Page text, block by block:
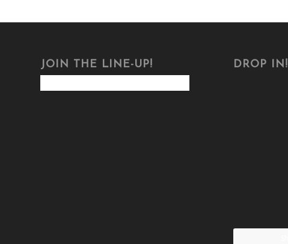
JOIN THE LINE-UP! DROP IN!